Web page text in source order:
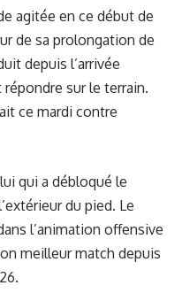
agitée en ce début de
de sa prolongation de
depuis l’arrivée
répondre sur le terrain.
ce mardi contre
qui a débloqué le
du pied. Le
l’animation offensive
meilleur match depuis